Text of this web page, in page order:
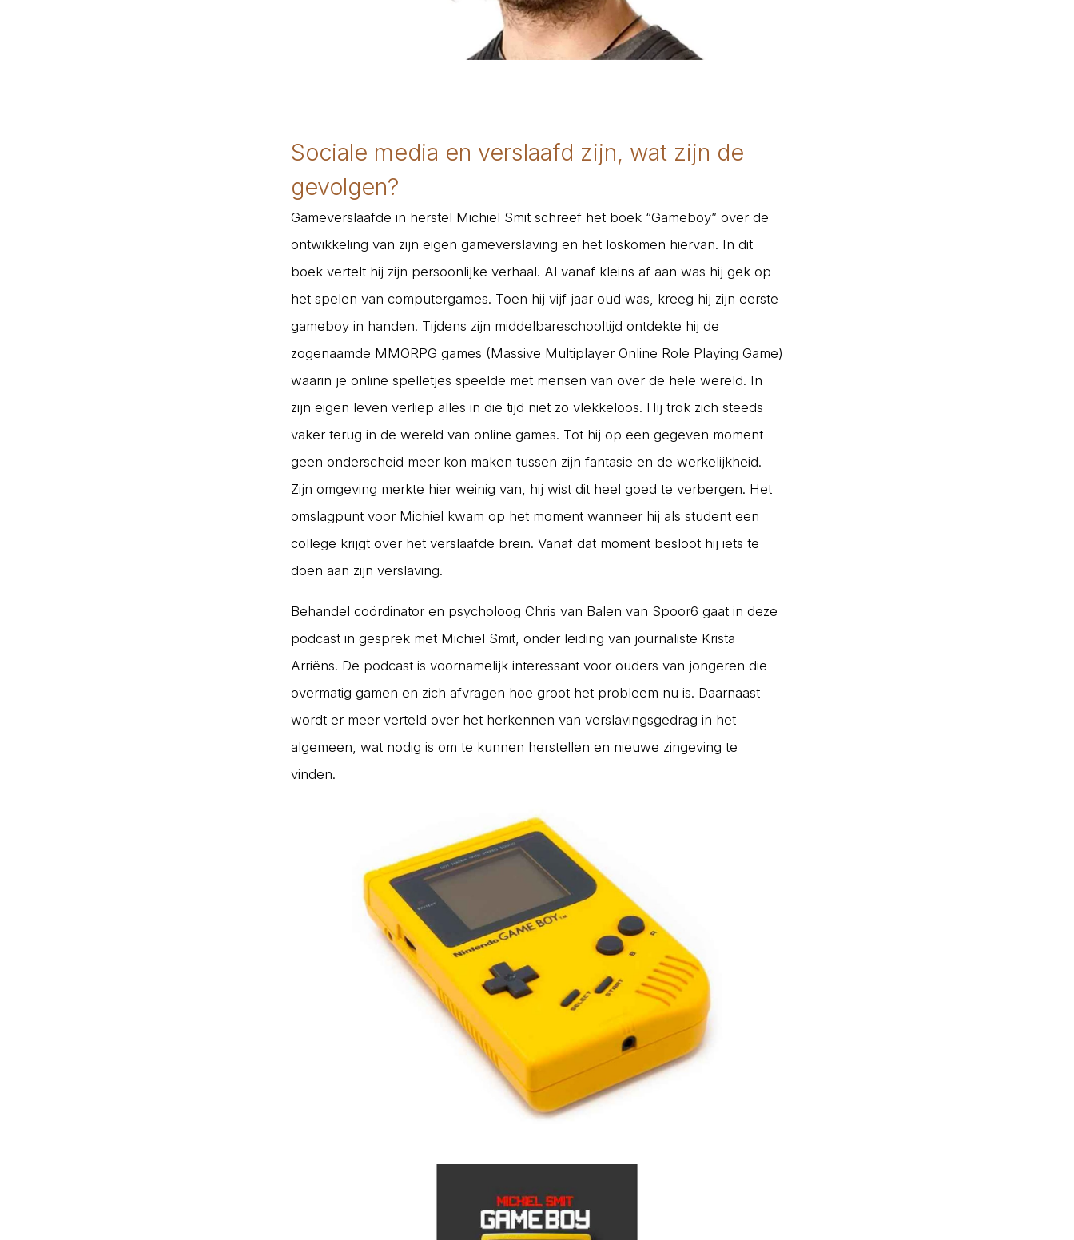
Sociale media en verslaafd zijn, wat zijn de
gevolgen?
Gameverslaafde in herstel Michiel Smit schreef het boek “Gameboy” over de
ontwikkeling van zijn eigen gameverslaving en het loskomen hiervan. In dit
boek vertelt hij zijn persoonlijke verhaal. Al vanaf kleins af aan was hij gek op
het spelen van computergames. Toen hij vijf jaar oud was, kreeg hij zijn eerste
gameboy in handen. Tijdens zijn middelbareschooltijd ontdekte hij de
zogenaamde MMORPG games (Massive Multiplayer Online Role Playing Game)
waarin je online spelletjes speelde met mensen van over de hele wereld. In
zijn eigen leven verliep alles in die tijd niet zo vlekkeloos. Hij trok zich steeds
vaker terug in de wereld van online games. Tot hij op een gegeven moment
geen onderscheid meer kon maken tussen zijn fantasie en de werkelijkheid.
Zijn omgeving merkte hier weinig van, hij wist dit heel goed te verbergen. Het
omslagpunt voor Michiel kwam op het moment wanneer hij als student een
college krijgt over het verslaafde brein. Vanaf dat moment besloot hij iets te
doen aan zijn verslaving.
Behandel coördinator en psycholoog Chris van Balen van Spoor6 gaat in deze
podcast in gesprek met Michiel Smit, onder leiding van journaliste Krista
Arriëns. De podcast is voornamelijk interessant voor ouders van jongeren die
overmatig gamen en zich afvragen hoe groot het probleem nu is. Daarnaast
wordt er meer verteld over het herkennen van verslavingsgedrag in het
algemeen, wat nodig is om te kunnen herstellen en nieuwe zingeving te
vinden.